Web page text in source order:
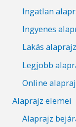
Ingatlan
Ingyenes
Lakás
Legjobb
Online
Alaprajz elemei
Alaprajz